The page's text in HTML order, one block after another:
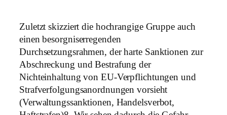
Zuletzt skizziert die hochrangige Gruppe auch
einen besorgniserregenden
Durchsetzungsrahmen, der harte Sanktionen zur
Abschreckung und Bestrafung der
Nichteinhaltung von EU-Verpflichtungen und
Strafverfolgungsanordnungen vorsieht
(Verwaltungssanktionen, Handelsverbot,